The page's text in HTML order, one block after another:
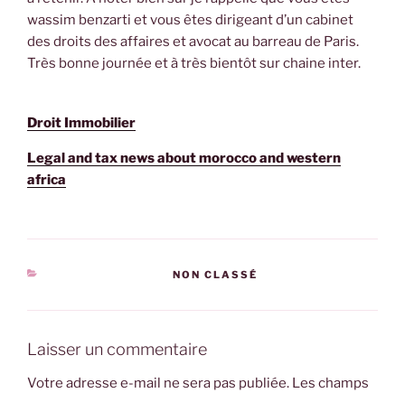
wassim benzarti et vous êtes dirigeant d’un cabinet
des droits des affaires et avocat au barreau de Paris.
Très bonne journée et à très bientôt sur chaine inter.
Droit Immobilier
Legal and tax news about morocco and western
africa
CATÉGORIES
NON CLASSÉ
Laisser un commentaire
Votre adresse e-mail ne sera pas publiée. Les champs